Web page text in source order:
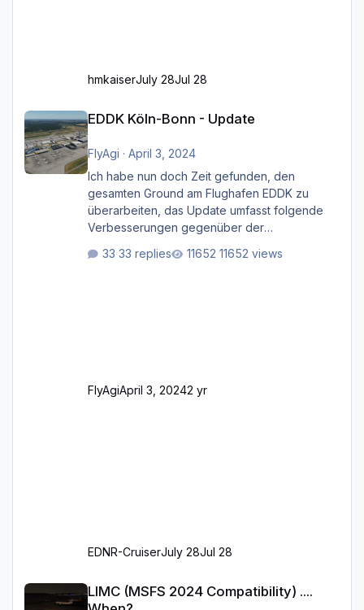
hmkaiserJuly 28Jul 28
EDDK Köln-Bonn - Update
FlyAgi · April 3, 2024
Ich habe nun doch Zeit gefunden, den
gesamten Ground am Flughafen EDDK zu
überarbeiten, das Update umfasst folgende
Verbesserungen gegenüber der
Bodenmarkierungen (der Flughafen sollte
33 replies 11652 views
FlyAgiApril 3, 20242 yr
EDNR-CruiserJuly 28Jul 28
LIMC (MSFS 2024 Compatibility) ....